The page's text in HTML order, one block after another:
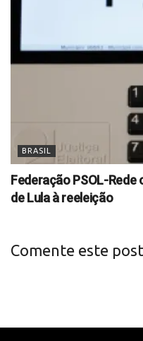
BRASIL
Federação PSOL-
de Lula à reeleição
Comente este post